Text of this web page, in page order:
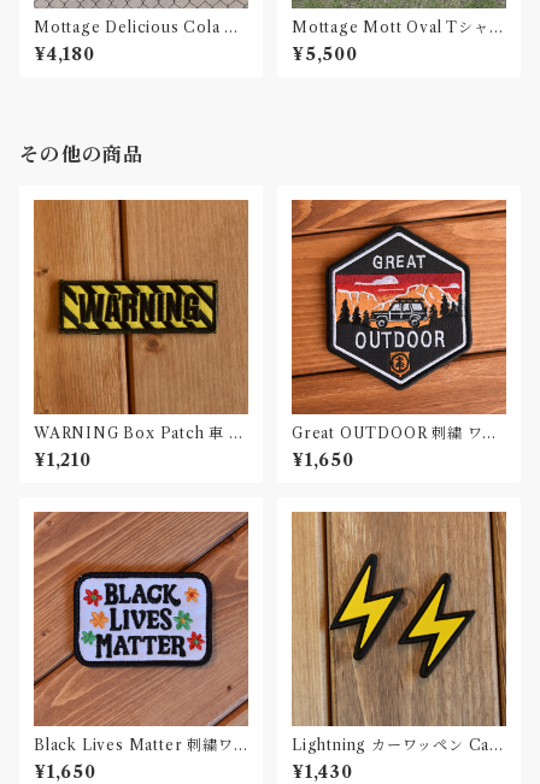
Mottage Delicious Cola T
シャツ White Unisex
¥4,180
Mottage Mott Oval Tシャツ
Black Unisex
¥5,500
その他の商品
WARNING Box Patch 車 ワ
ッペン カー パッチ
¥1,210
Great OUTDOOR 刺繍 ワッ
ペン Patch
¥1,650
Black Lives Matter 刺繍ワ
ッペン Patch
¥1,650
Lightning カーワッペン Car
Patch PVC 2個セット
¥1,430